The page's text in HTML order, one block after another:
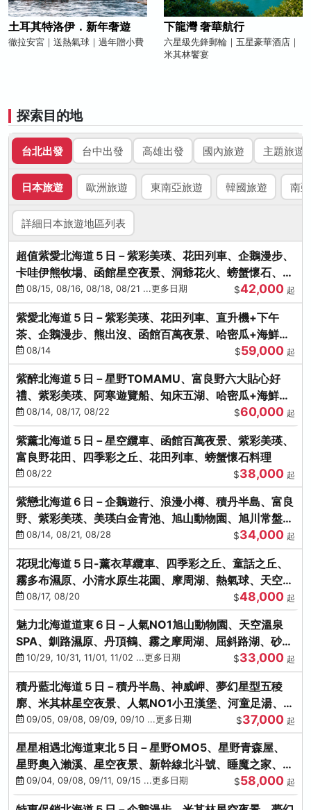
土耳其特洛伊．新年奢遊
徹拉安宮｜送熱氣球｜過年贈小費
下龍灣 奢華航行
六星級先鋒郵輪｜五星豪華酒店｜
米其林饗宴
探索目的地
台北出發 台中出發 高雄出發 國內旅遊 主題旅遊
日本旅遊 歐洲旅遊 東南亞旅遊 韓國旅遊 南
詳細日本旅遊地區列表
超值紫愛北海道５日－紫彩美瑛、花田列車、企鵝漫步、
卡哇伊熊牧場、函館星空夜景、洞爺花火、螃蟹懷石、啤
酒暢飲
08/15, 08/16, 08/18, 08/21 ...更多日期 $42,000 起
紫愛北海道５日－紫彩美瑛、花田列車、直升機+下午
茶、企鵝漫步、熊出沒、函館百萬夜景、哈密瓜+海鮮和
牛八大螃蟹吃到飽
08/14 $59,000 起
紫醉北海道５日－星野TOMAMU、富良野六大貼心好
禮、紫彩美瑛、阿寒遊覽船、知床五湖、哈密瓜+海鮮和
牛螃蟹吃到飽
08/14, 08/17, 08/22 $60,000 起
紫薰北海道５日－星空纜車、函館百萬夜景、紫彩美瑛、
富良野花田、四季彩之丘、花田列車、螃蟹懷石料理
08/22 $38,000 起
紫戀北海道６日－企鵝遊行、浪漫小樽、積丹半島、富良
野、紫彩美瑛、美瑛白金青池、旭山動物園、旭川常盤旋
轉塔08/14, 08/21, 08/28 $34,000 起
花現北海道５日-薰衣草纜車、四季彩之丘、童話之丘、
霧多布濕原、小清水原生花園、摩周湖、熱氣球、天空溫
泉SPA、螃蟹吃到飽
08/17, 08/20 $48,000 起
魅力北海道道東６日－人氣NO1旭山動物園、天空溫泉
SPA、釧路濕原、丹頂鶴、霧之摩周湖、屈斜路湖、砂湯
體驗10/29, 10/31, 11/01, 11/02 ...更多日期 $33,000 起
積丹藍北海道５日－積丹半島、神威岬、夢幻星型五稜
廓、米其林星空夜景、人氣NO1小丑漢堡、河童足湯、奇
幻燈遊步道、璀璨溪谷
09/05, 09/08, 09/09, 09/10 ...更多日期 $37,000 起
星星相遇北海道東北５日－星野OMO5、星野青森屋、
星野奧入瀨溪、星空夜景、新幹線北斗號、睡魔之家、十
和田湖(不進免稅店)
09/04, 09/08, 09/11, 09/15 ...更多日期 $58,000 起